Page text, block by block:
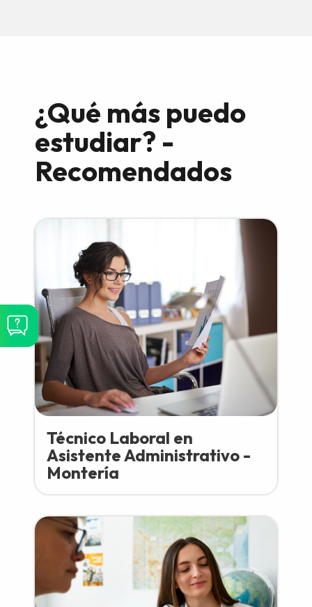
¿Qué más puedo
estudiar? -
Recomendados
Técnico Laboral en
Asistente Administrativo -
Montería